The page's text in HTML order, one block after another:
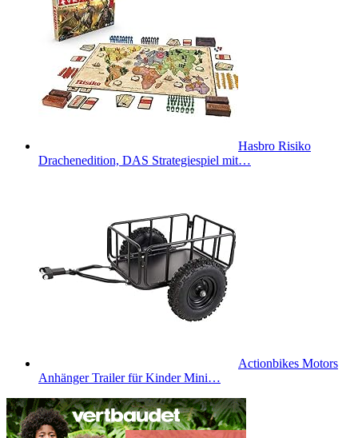
Hasbro Risiko
Drachenedition, DAS Strategiespiel mit…
Actionbikes Motors
Anhänger Trailer für Kinder Mini…